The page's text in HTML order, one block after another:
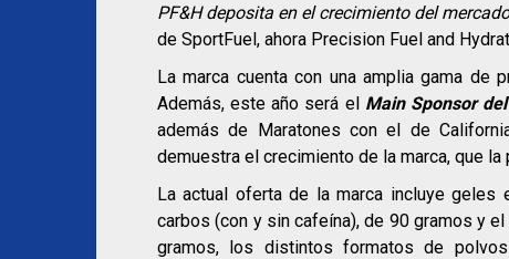
PF&H deposita en el crecimiento del
de SportFuel, ahora Precision Fuel and
La marca cuenta con una amplia gama de
Además, este año será el Main Sponsor
además de Maratones con el de
demuestra el crecimiento de la marca, que
La actual oferta de la marca incluye
carbos (con y sin cafeína), de 90 gramos y
gramos, los distintos formatos de